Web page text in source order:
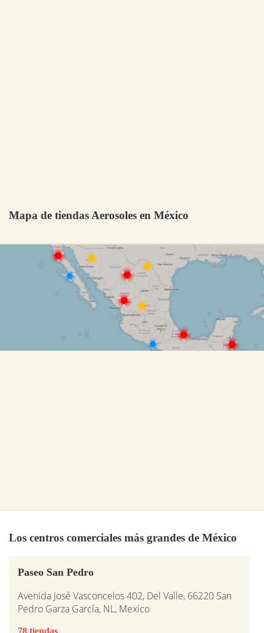
Mapa de tiendas Aerosoles en México
Los centros comerciales más grandes de México
Paseo San Pedro
Avenida José Vasconcelos 402, Del Valle, 66220 San
Pedro Garza García, NL, Mexico